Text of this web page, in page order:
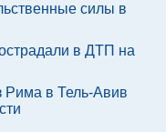
силы в
в ДТП на
Рима в Тель-Авив